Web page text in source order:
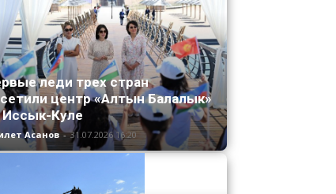
леди трех стран
центр «Алтын Балалык»
Иссык-Куле
Асанов - 31.07.2026 16:20